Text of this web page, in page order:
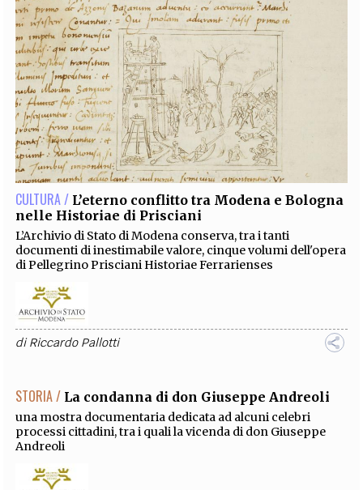
CULTURA / L’eterno conflitto tra Modena e Bologna
nelle Historiae di Prisciani
L’Archivio di Stato di Modena conserva, tra i tanti
documenti di inestimabile valore, cinque volumi dell'opera
di Pellegrino Prisciani Historiae Ferrarienses
diRiccardo Pallotti